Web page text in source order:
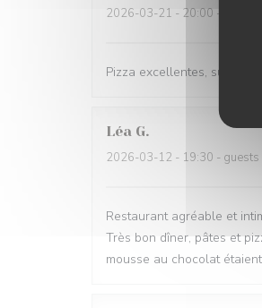
2026-03-21 - 20:00 - guests 2
Pizza excellentes, super
Léa G
2026-03-12 - 19:30 - guests
Restaurant agréable et
Très bon dîner, pâtes et
mousse au chocolat